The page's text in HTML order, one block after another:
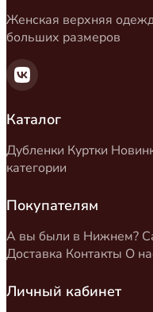
Женская верхняя
больших размеров
Каталог
Дубленки Куртки
категории
Покупателям
А вы были в Нижнем?
Доставка Контакты О
Личный кабинет